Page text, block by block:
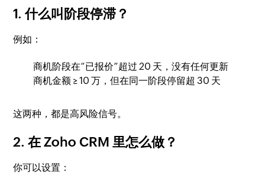
1. 什么叫阶段停滞？
例如：
商机阶段在“已报价”超过 20 天，没有任何更新
商机金额 ≥ 10 万，但在同一阶段停留超 30 天
这两种，都是高风险信号。
2. 在 Zoho CRM 里怎么做？
你可以设置：